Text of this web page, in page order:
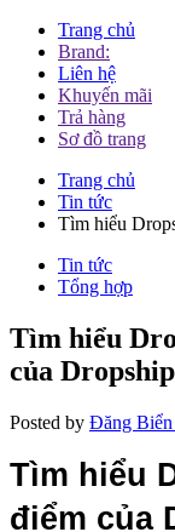
Trang chủ
Brand:
Liên hệ
Khuyến mãi
Trả hàng
Sơ đồ trang
Trang chủ
Tin tức
Tìm hiểu
Tin tức
Tổng hợp
Tìm hiểu
của
Posted by Đăng Biển
Tìm hiểu
điểm của